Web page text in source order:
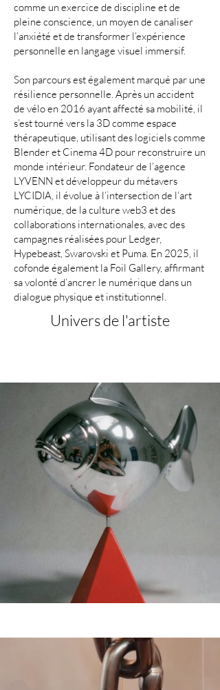
comme un exercice de discipline et de
pleine conscience, un moyen de canaliser
l’anxiété et de transformer l’expérience
personnelle en langage visuel immersif.
Son parcours est également marqué par une
résilience personnelle. Après un accident
de vélo en 2016 ayant affecté sa mobilité, il
s’est tourné vers la 3D comme espace
thérapeutique, utilisant des logiciels comme
Blender et Cinema 4D pour reconstruire un
monde intérieur. Fondateur de l’agence
LYVENN et développeur du métavers
LYCIDIA, il évolue à l’intersection de l’art
numérique, de la culture web3 et des
collaborations internationales, avec des
campagnes réalisées pour Ledger,
Hypebeast, Swarovski et Puma. En 2025, il
cofonde également la Foil Gallery, affirmant
sa volonté d’ancrer le numérique dans un
dialogue physique et institutionnel.
Univers de l'artiste